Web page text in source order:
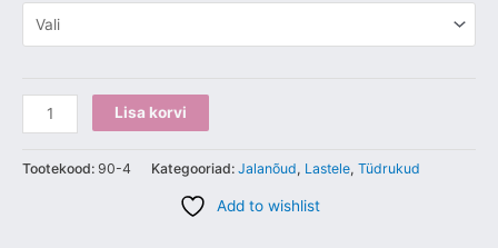
Lisa korvi
Tootekood: 90-4 Kategooriad: Jalanõud, Lastele, Tüdrukud
Add to wishlist